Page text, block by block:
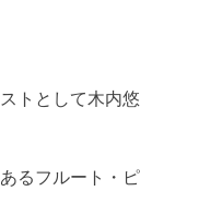
トとして木内悠
るフルート・ピ